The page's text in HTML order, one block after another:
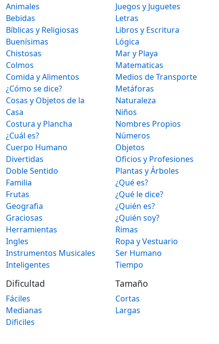
Animales
Bebidas
Bíblicas y Religiosas
Buenísimas
Chistosas
Colmos
Comida y Alimentos
¿Cómo se dice?
Cosas y Objetos de la
Casa
Costura y Plancha
¿Cuál es?
Cuerpo Humano
Divertidas
Doble Sentido
Familia
Frutas
Geografia
Graciosas
Herramientas
Ingles
Instrumentos Musicales
Inteligentes
Juegos y Juguetes
Letras
Libros y Escritura
Lógica
Mar y Playa
Matematicas
Medios de Transporte
Metáforas
Naturaleza
Niños
Nombres Propios
Números
Objetos
Oficios y Profesiones
Plantas y Árboles
¿Qué es?
¿Qué le dice?
¿Quién es?
¿Quién soy?
Rimas
Ropa y Vestuario
Ser Humano
Tiempo
Dificultad
Fáciles
Medianas
Dificiles
Tamaño
Cortas
Largas